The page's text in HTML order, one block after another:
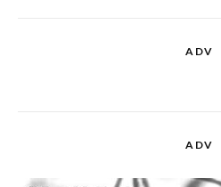
ADV
ADV